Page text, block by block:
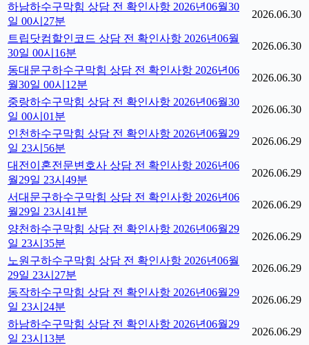
하남하수구막힘 상담 전 확인사항 2026년06월30
일 00시27분
2026.06.30
트립닷컴할인코드 상담 전 확인사항 2026년06월
30일 00시16분
2026.06.30
동대문구하수구막힘 상담 전 확인사항 2026년06
월30일 00시12분
2026.06.30
중랑하수구막힘 상담 전 확인사항 2026년06월30
일 00시01분
2026.06.30
인천하수구막힘 상담 전 확인사항 2026년06월29
일 23시56분
2026.06.29
대전이혼전문변호사 상담 전 확인사항 2026년06
월29일 23시49분
2026.06.29
서대문구하수구막힘 상담 전 확인사항 2026년06
월29일 23시41분
2026.06.29
양천하수구막힘 상담 전 확인사항 2026년06월29
일 23시35분
2026.06.29
노원구하수구막힘 상담 전 확인사항 2026년06월
29일 23시27분
2026.06.29
동작하수구막힘 상담 전 확인사항 2026년06월29
일 23시24분
2026.06.29
하남하수구막힘 상담 전 확인사항 2026년06월29
일 23시13분
2026.06.29